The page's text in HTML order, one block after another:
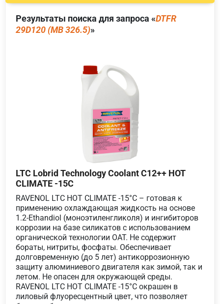
Результаты поиска для запроса «DTFR
29D120 (MB 326.5)»
LTC Lobrid Technology Coolant C12++ HOT
CLIMATE -15C
RAVENOL LTC HOT CLIMATE -15°C – готовая к
применению охлаждающая жидкость на основе
1.2-Ethandiol (моноэтиленгликоля) и ингибиторов
коррозии на базе силикатов с использованием
органической технологии OAT. Не содержит
бораты, нитриты, фосфаты. Обеспечивает
долговременную (до 5 лет) антикоррозионную
защиту алюминиевого двигателя как зимой, так и
летом. Не опасен для окружающей среды.
RAVENOL LTC HOT CLIMATE -15°C окрашен в
лиловый флуоресцентный цвет, что позволяет